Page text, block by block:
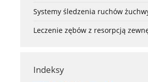
Systemy śledzenia ruchów
Leczenie zębów z resorpcją
Indeksy